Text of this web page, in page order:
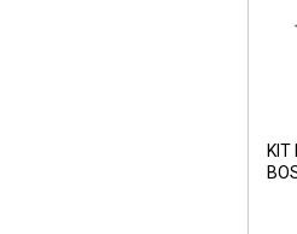
KIT